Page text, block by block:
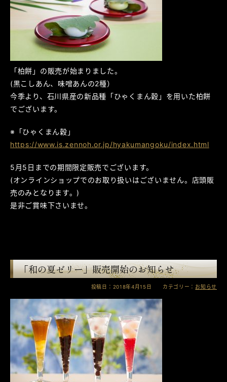
「柏餅」の販売が始まりました。
(黒こしあん、味噌あんの2種）
今季より、石川県産の新品種「ひゃくまん穀」を用いた柏餅
でございます。
※「ひゃくまん穀」
https://www.is.zennoh.or.jp/hyakumangoku/index.html
5月5日までの期間限定販売でございます。
(オンラインショップでのお取り扱いはございません。店頭販
売のみとなります。)
是非ご賞味下さいませ。
「和の夏ゼリー」販売開始のお知らせ
投稿日：2018年4月15日 カテゴリー： お知らせ